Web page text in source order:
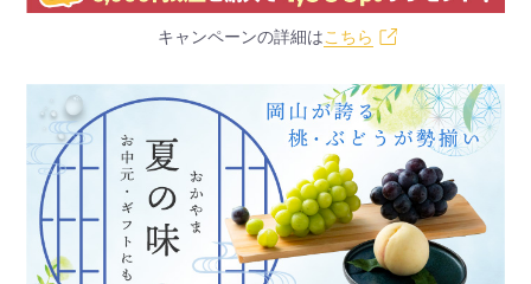
キャンペーンの詳細はこちら